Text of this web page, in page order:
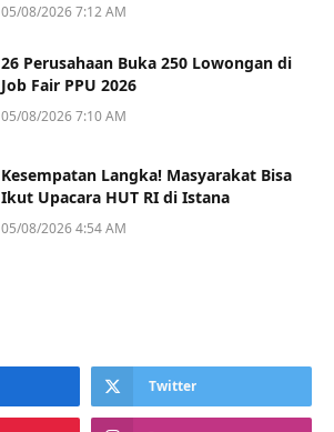
05/08/2026 7:12 AM
26 Perusahaan Buka 250 Lowongan di
Job Fair PPU 2026
05/08/2026 7:10 AM
Kesempatan Langka! Masyarakat Bisa
Ikut Upacara HUT RI di Istana
05/08/2026 4:54 AM
Twitter